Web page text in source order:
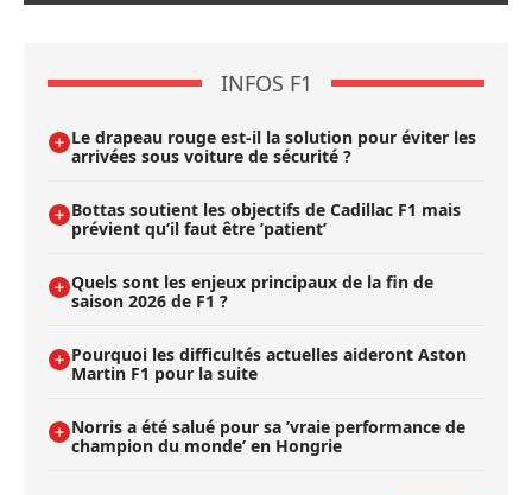
INFOS F1
Le drapeau rouge est-il la solution pour éviter les
arrivées sous voiture de sécurité ?
Bottas soutient les objectifs de Cadillac F1 mais
prévient qu’il faut être ’patient’
Quels sont les enjeux principaux de la fin de
saison 2026 de F1 ?
Pourquoi les difficultés actuelles aideront Aston
Martin F1 pour la suite
Norris a été salué pour sa ’vraie performance de
champion du monde’ en Hongrie